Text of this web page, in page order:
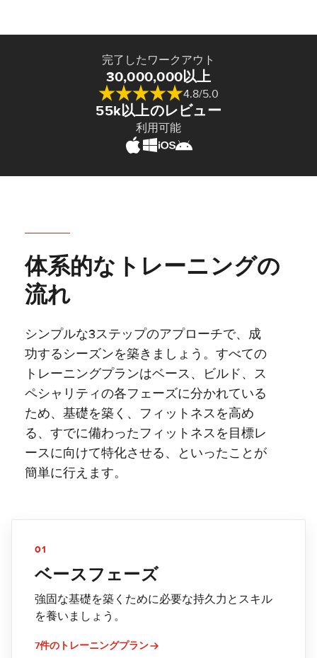
完了したワークアウト
30,000,000以上
4.8/5.0
55k以上のレビュー
利用可能
体系的なトレーニングの
流れ
シンプルな3ステップのアプローチで、成
功するシーズンを築きましょう。すべての
トレーニングプランはベース、ビルド、ス
ペシャリティの各フェーズに分かれている
ため、基礎を築く、フィットネスを高め
る、すでに備わったフィットネスを目標レ
ースに向けて特化させる、といったことが
簡単に行えます。
01
ベースフェーズ
強固な基礎を築くために必要な持久力とスキル
を養いましょう。
7件のトレーニングプラン